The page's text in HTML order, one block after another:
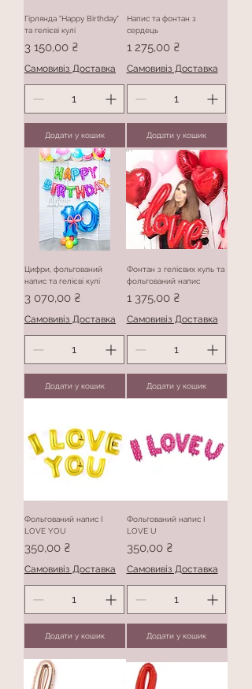
Гірлянда "Happy Birthday"
та гелієві кулі
Ціна
3 150,00 ₴
Самовивіз Доставка
Додати у кошик
Напис та фонтан з
сердець
Ціна
1 275,00 ₴
Самовивіз Доставка
Додати у кошик
Цифри, фольгований
напис та гелієві кулі
Ціна
3 070,00 ₴
Самовивіз Доставка
Додати у кошик
Фонтан з гелієвих куль та
фольгований напис
Ціна
1 375,00 ₴
Самовивіз Доставка
Додати у кошик
Фольгований напис I
LOVE YOU
Ціна
350,00 ₴
Самовивіз Доставка
Додати у кошик
Фольгований напис I
LOVE U
Ціна
350,00 ₴
Самовивіз Доставка
Додати у кошик